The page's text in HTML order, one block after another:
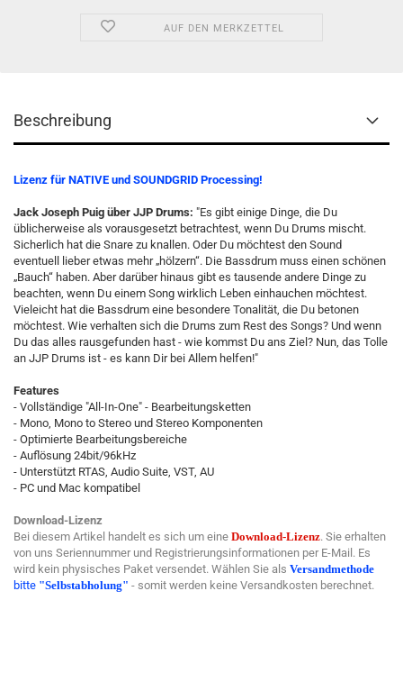
AUF DEN MERKZETTEL
Beschreibung
Lizenz für NATIVE und SOUNDGRID Processing!
Jack Joseph Puig über JJP Drums: "Es gibt einige Dinge, die Du
üblicherweise als vorausgesetzt betrachtest, wenn Du Drums mischt.
Sicherlich hat die Snare zu knallen. Oder Du möchtest den Sound
eventuell lieber etwas mehr „hölzern“. Die Bassdrum muss einen schönen
„Bauch“ haben. Aber darüber hinaus gibt es tausende andere Dinge zu
beachten, wenn Du einem Song wirklich Leben einhauchen möchtest.
Vieleicht hat die Bassdrum eine besondere Tonalität, die Du betonen
möchtest. Wie verhalten sich die Drums zum Rest des Songs? Und wenn
Du das alles rausgefunden hast - wie kommst Du ans Ziel? Nun, das Tolle
an JJP Drums ist - es kann Dir bei Allem helfen!"
Features
- Vollständige "All-In-One" - Bearbeitungsketten
- Mono, Mono to Stereo und Stereo Komponenten
- Optimierte Bearbeitungsbereiche
- Auflösung 24bit/96kHz
- Unterstützt RTAS, Audio Suite, VST, AU
- PC und Mac kompatibel
Download-Lizenz
Bei diesem Artikel handelt es sich um eine Download-Lizenz. Sie erhalten
von uns Seriennummer und Registrierungsinformationen per E-Mail. Es
wird kein physisches Paket versendet. Wählen Sie als Versandmethode
bitte "Selbstabholung" - somit werden keine Versandkosten berechnet.